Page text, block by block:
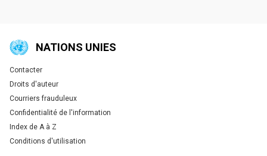
NATIONS UNIES
Global U.N. menu
Contacter
Droits d'auteur
Courriers frauduleux
Confidentialité de l'information
Index de A à Z
Conditions d'utilisation